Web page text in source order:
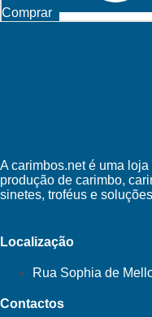
Comprar
A carimbos.net é uma
produção de carimbo,
sinetes, troféus e
Localização
Rua Sophia de
Contactos